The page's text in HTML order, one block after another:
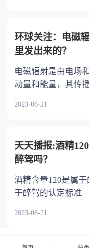
环球关注：电磁
里发出来的？
电磁辐射是由电场
动量和能量，其传
2023-06-21
天天播报:酒精
醉驾吗？
酒精含量120是属
于醉驾的认定标准
2023-06-21